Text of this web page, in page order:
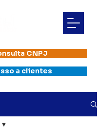
CNPJ
a clientes